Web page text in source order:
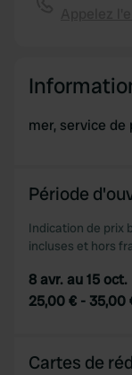
mer, service de
Période
Indication de prix
incluses et hors
8 avr. au 15 oct.
25,00 € - 35,00
Cartes de